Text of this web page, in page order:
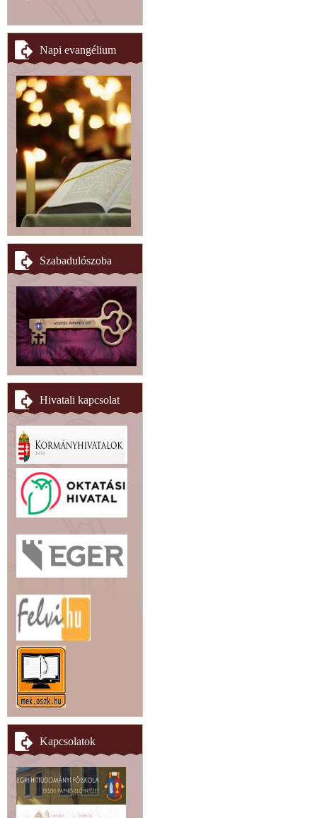
Napi evangélium
Szabadulószoba
Hivatali kapcsolat
Kapcsolatok